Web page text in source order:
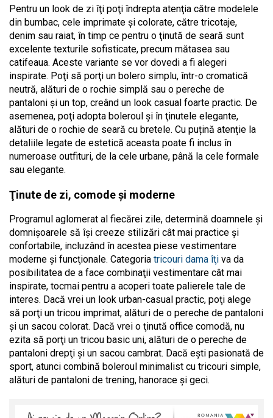
Pentru un look de zi îţi poţi îndrepta atenţia către modelele
din bumbac, cele imprimate şi colorate, către tricotaje,
denim sau raiat, în timp ce pentru o ţinută de seară sunt
excelente texturile sofisticate, precum mătasea sau
catifeaua. Aceste variante se vor dovedi a fi alegeri
inspirate. Poţi să porţi un bolero simplu, într-o cromatică
neutră, alături de o rochie simplă sau o pereche de
pantaloni şi un top, creând un look casual foarte practic. De
asemenea, poţi adopta boleroul şi în ţinutele elegante,
alături de o rochie de seară cu bretele. Cu puțină atenție la
detaliile legate de estetică aceasta poate fi inclus în
numeroase outfituri, de la cele urbane, până la cele formale
sau elegante.
Ţinute de zi, comode şi moderne
Programul aglomerat al fiecărei zile, determină doamnele şi
domnişoarele să îşi creeze stilizări cât mai practice şi
confortabile, incluzând în acestea piese vestimentare
moderne şi funcţionale. Categoria tricouri dama îţi va da
posibilitatea de a face combinaţii vestimentare cât mai
inspirate, tocmai pentru a acoperi toate palierele tale de
interes. Dacă vrei un look urban-casual practic, poţi alege
să porţi un tricou imprimat, alături de o pereche de pantaloni
şi un sacou colorat. Dacă vrei o ţinută office comodă, nu
ezita să porţi un tricou basic uni, alături de o pereche de
pantaloni drepţi şi un sacou cambrat. Dacă eşti pasionată de
sport, atunci combină boleroul minimalist cu tricouri simple,
alături de pantaloni de trening, hanorace şi geci.